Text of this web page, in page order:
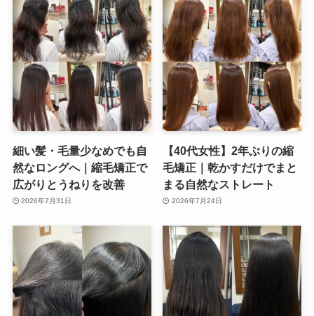
細い髪・毛量少なめでも自
然なロングへ｜縮毛矯正で
広がりとうねりを改善
2026年7月31日
【40代女性】2年ぶりの縮
毛矯正｜乾かすだけでまと
まる自然なストレート
2026年7月24日